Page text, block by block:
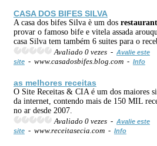
CASA DOS BIFES SILVA
A casa dos bifes Silva è um dos
provar o famoso bife e vitela assada
casa Silva tem também 6 suites para o
Avaliado 0 vezes - Avalie este
site - www.casadosbifes.blog.com - Info
as melhores receitas
O Site Receitas & CIA é um dos maiores
da internet, contendo mais de 150 MIL
no ar desde 2007.
Avaliado 0 vezes - Avalie este
site - www.receitasecia.com - Info